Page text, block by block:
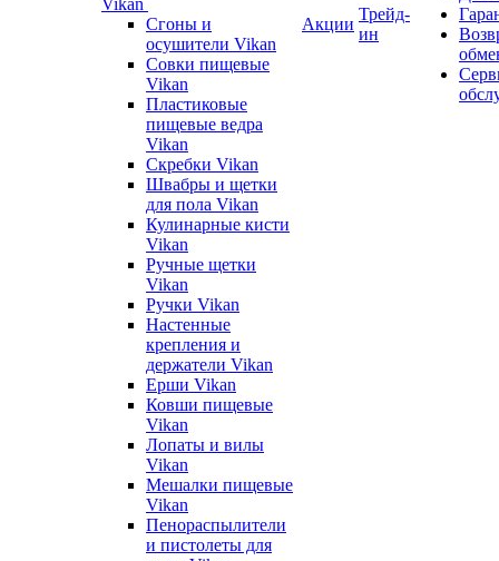
Vikan
Сгоны и
осушители Vikan
Совки пищевые
Vikan
Пластиковые
пищевые ведра
Vikan
Скребки Vikan
Швабры и щетки
для пола Vikan
Кулинарные кисти
Vikan
Ручные щетки
Vikan
Ручки Vikan
Настенные
крепления и
держатели Vikan
Ерши Vikan
Ковши пищевые
Vikan
Лопаты и вилы
Vikan
Мешалки пищевые
Vikan
Пенораспылители
и пистолеты для
Акции
Трейд-
ин